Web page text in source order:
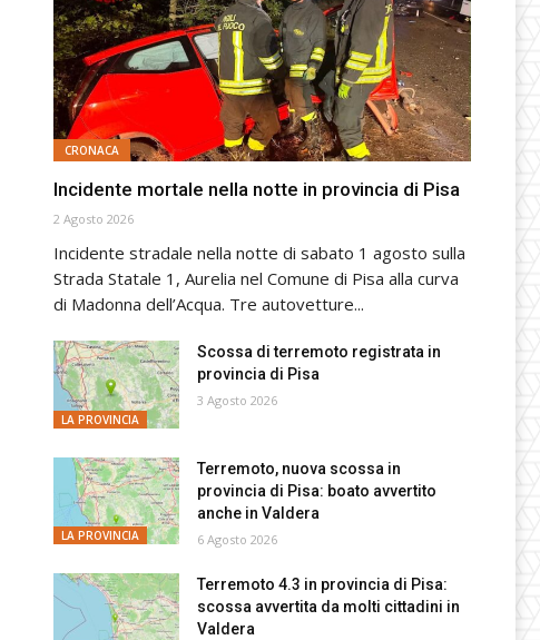
CRONACA
Incidente mortale nella notte in provincia di Pisa
2 Agosto 2026
Incidente stradale nella notte di sabato 1 agosto sulla
Strada Statale 1, Aurelia nel Comune di Pisa alla curva
di Madonna dell’Acqua. Tre autovetture...
LA PROVINCIA
Scossa di terremoto registrata in
provincia di Pisa
3 Agosto 2026
LA PROVINCIA
Terremoto, nuova scossa in
provincia di Pisa: boato avvertito
anche in Valdera
6 Agosto 2026
Terremoto 4.3 in provincia di Pisa:
scossa avvertita da molti cittadini in
Valdera